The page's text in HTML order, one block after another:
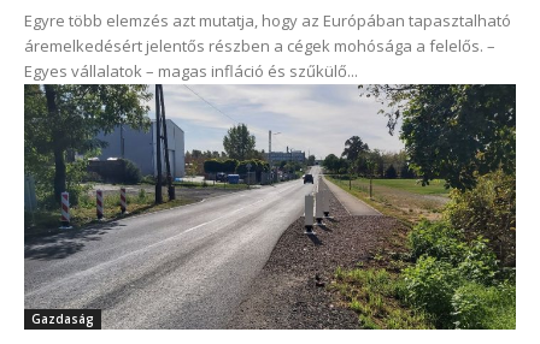
Egyre több elemzés azt mutatja, hogy az Európában tapasztalható
áremelkedésért jelentős részben a cégek mohósága a felelős. –
Egyes vállalatok – magas infláció és szűkülő...
Gazdaság